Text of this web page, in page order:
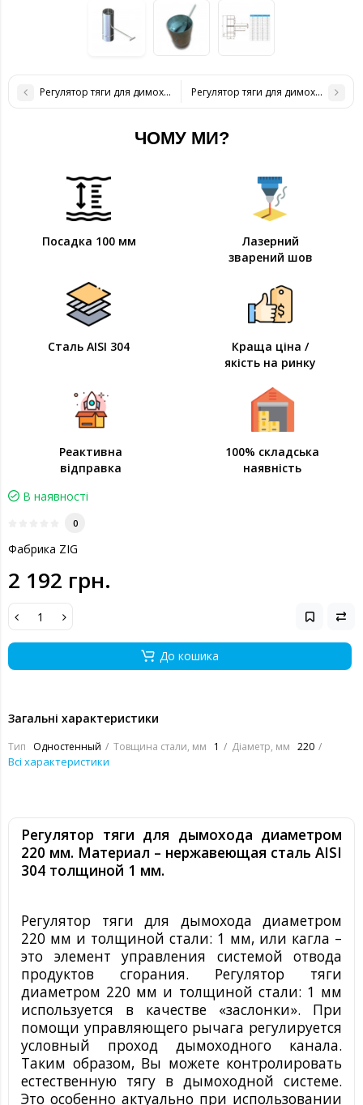
Регулятор тяги для димоходу нержавіюча сталь D-200 мм
Регулятор тяги для димоходу
ЧОМУ МИ?
Посадка 100 мм
Лазерний
зварений шов
Сталь AISI 304
Краща ціна /
якість на ринку
Реактивна
відправка
100% складська
наявність
В наявності
0
Фабрика ZIG
2 192 грн.
До кошика
Загальні характеристики
Тип Одностенный Товщина стали, мм 1 Діаметр, мм 220
Всі характеристики
Регулятор тяги для дымохода диаметром
220 мм. Материал – нержавеющая сталь AISI
304 толщиной 1 мм.
Регулятор тяги для дымохода диаметром
220 мм и толщиной стали: 1 мм, или кагла –
это элемент управления системой отвода
продуктов сгорания. Регулятор тяги
диаметром 220 мм и толщиной стали: 1 мм
используется в качестве «заслонки». При
помощи управляющего рычага регулируется
условный проход дымоходного канала.
Таким образом, Вы можете контролировать
естественную тягу в дымоходной системе.
Это особенно актуально при использовании